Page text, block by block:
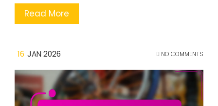
Read More
16 JAN 2026 NO COMMENTS